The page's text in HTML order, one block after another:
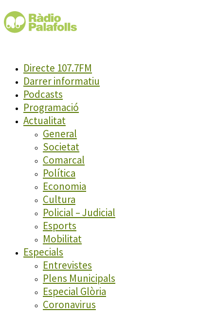
Directe 107.7FM
Darrer informatiu
Podcasts
Programació
Actualitat
General
Societat
Comarcal
Política
Economia
Cultura
Policial – Judicial
Esports
Mobilitat
Especials
Entrevistes
Plens Municipals
Especial Glòria
Coronavirus